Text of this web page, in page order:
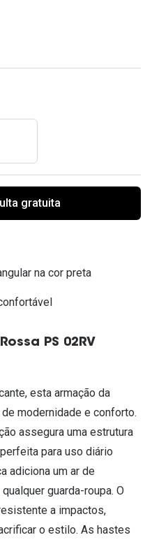
gratuita
na cor preta
PS 02RV
esta armação da
modernidade e conforto.
assegura uma estrutura
para uso diário
adiciona um ar de
guarda-roupa. O
a impactos,
o estilo. As hastes